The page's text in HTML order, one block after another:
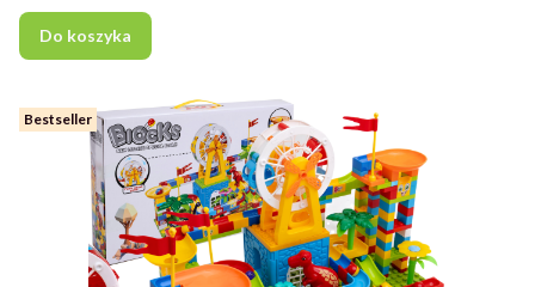
Do koszyka
Bestseller